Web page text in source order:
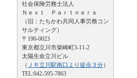
社会保険労務士法人
Ｎｅｘｔ Ｐａｒｔｎｅｒｓ
（旧：たちかわ共同人事労務コン
サルティング）
〒190-0023
東京都立川市柴崎町3-11-2
太陽生命立川ビル
（ ＪＲ立川駅南口より徒歩３分）
TEL:042-595-7863